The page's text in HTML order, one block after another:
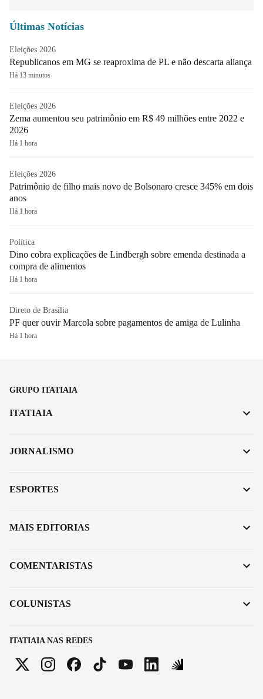
Últimas Notícias
Eleições 2026
Republicanos em MG se reaproxima de PL e não descarta aliança
Há 13 minutos
Eleições 2026
Zema aumentou seu patrimônio em R$ 49 milhões entre 2022 e
2026
Há 1 hora
Eleições 2026
Patrimônio de filho mais novo de Bolsonaro cresce 345% em dois
anos
Há 1 hora
Política
Dino cobra explicações de Lindbergh sobre emenda destinada a
compra de alimentos
Há 1 hora
Direto de Brasília
PF quer ouvir Marcola sobre pagamentos de amiga de Lulinha
Há 1 hora
GRUPO ITATIAIA
ITATIAIA NAS REDES
ITATIAIA
JORNALISMO
ESPORTES
MAIS EDITORIAS
COMENTARISTAS
COLUNISTAS